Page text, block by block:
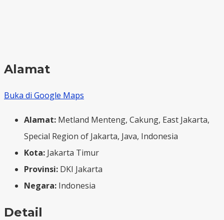
Alamat
Buka di Google Maps
Alamat: Metland Menteng, Cakung, East Jakarta,
Special Region of Jakarta, Java, Indonesia
Kota: Jakarta Timur
Provinsi: DKI Jakarta
Negara: Indonesia
Detail